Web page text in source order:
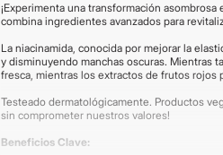
¡Experimenta una transformación
combina ingredientes avanzados para
La niacinamida, conocida por mejorar la
y disminuyendo manchas oscuras. Mientras
fresca, mientras los extractos de frutos
Testeado dermatológicamente. Productos
sin comprometer nuestros valores!
Beneficios Clave: